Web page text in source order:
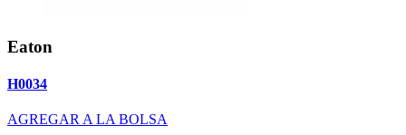
Eaton
H0034
AGREGAR A LA BOLSA